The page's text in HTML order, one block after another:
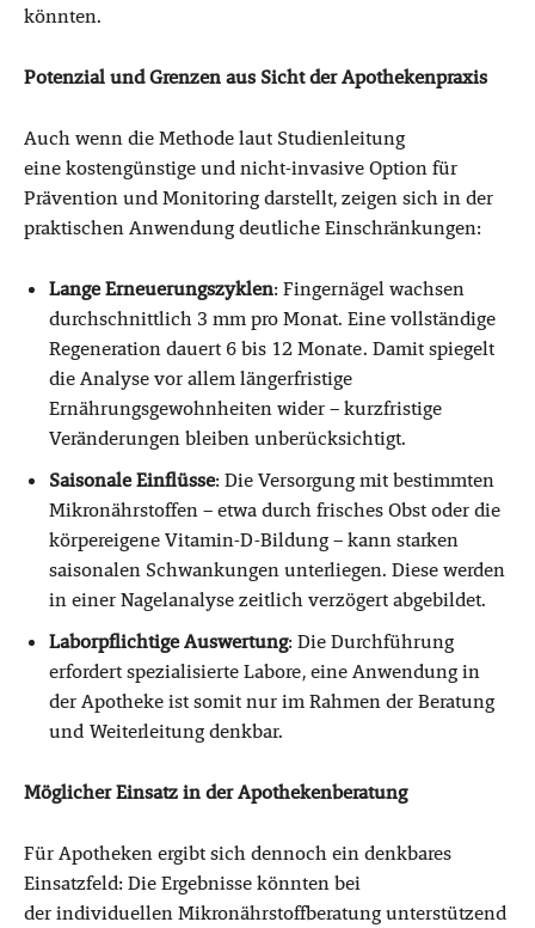
könnten.
Potenzial und Grenzen aus Sicht der Apothekenpraxis
Auch wenn die Methode laut Studienleitung
eine kostengünstige und nicht-invasive Option für
Prävention und Monitoring darstellt, zeigen sich in der
praktischen Anwendung deutliche Einschränkungen:
Lange Erneuerungszyklen: Fingernägel wachsen
durchschnittlich 3 mm pro Monat. Eine vollständige
Regeneration dauert 6 bis 12 Monate. Damit spiegelt
die Analyse vor allem längerfristige
Ernährungsgewohnheiten wider – kurzfristige
Veränderungen bleiben unberücksichtigt.
Saisonale Einflüsse: Die Versorgung mit bestimmten
Mikronährstoffen – etwa durch frisches Obst oder die
körpereigene Vitamin-D-Bildung – kann starken
saisonalen Schwankungen unterliegen. Diese werden
in einer Nagelanalyse zeitlich verzögert abgebildet.
Laborpflichtige Auswertung: Die Durchführung
erfordert spezialisierte Labore, eine Anwendung in
der Apotheke ist somit nur im Rahmen der Beratung
und Weiterleitung denkbar.
Möglicher Einsatz in der Apothekenberatung
Für Apotheken ergibt sich dennoch ein denkbares
Einsatzfeld: Die Ergebnisse könnten bei
der individuellen Mikronährstoffberatung unterstützend